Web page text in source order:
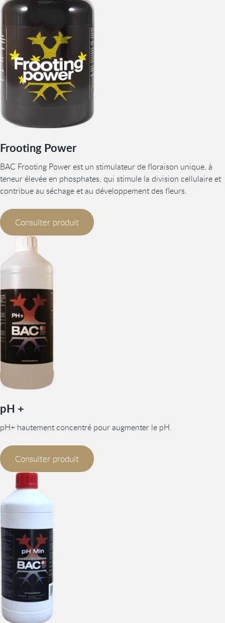
Frooting Power
BAC Frooting Power est un stimulateur de floraison unique, à
teneur élevée en phosphates, qui stimule la division cellulaire et
contribue au séchage et au développement des fleurs.
Consulter produit
pH +
pH+ hautement concentré pour augmenter le pH.
Consulter produit